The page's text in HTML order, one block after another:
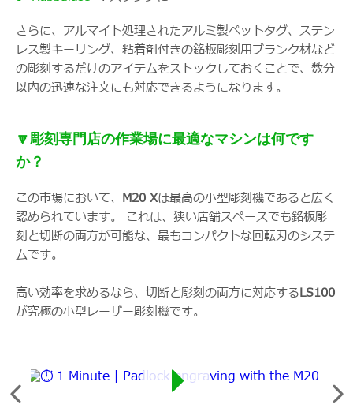
さらに、アルマイト処理されたアルミ製ペットタグ、ステン
レス製キーリング、粘着剤付きの銘板彫刻用ブランク材など
の彫刻するだけのアイテムをストックしておくことで、数分
以内の迅速な注文にも対応できるようになります。
🔽彫刻専門店の作業場に最適なマシンは何です
か？
この市場において、 M20 Xは最高の小型彫刻機であると広く
認められています。 これは、狭い店舗スペースでも銘板彫
刻と切断の両方が可能な、最もコンパクトな回転刃のシステ
ムです。
高い効率を求めるなら、切断と彫刻の両方に対応するLS100
が究極の小型レーザー彫刻機です。
前
次